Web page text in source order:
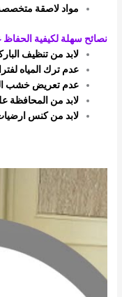
مواد لاصقة
نصائح سهلة لكيفية الحفاظ
لابد من تنظيف
عدم ترك المياه
عدم تعريض خشب
لابد من المحافظة
لابد من كنس